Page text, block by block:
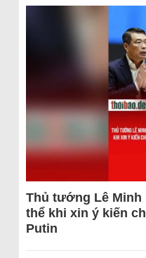
Thủ tướng Lê Minh
thể khi xin ý kiến
Putin